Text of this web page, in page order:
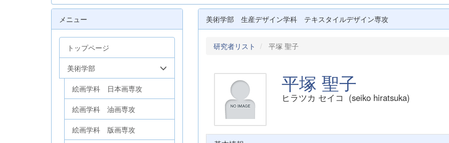
美術学部 生産デザイン学科 テキスタイルデザイン専攻
研究者リスト 平塚 聖子
平塚 聖子
ヒラツカ セイコ (seiko hiratsuka)
メニュー
トップページ
美術学部
絵画学科 日本画専攻
絵画学科 油画専攻
絵画学科 版画専攻